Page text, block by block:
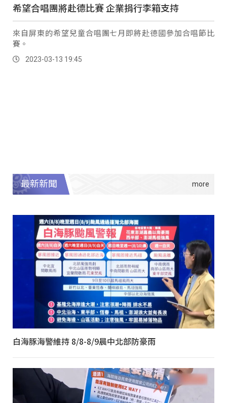
希望合唱團將赴德比賽 企業捐行李箱支持
來自屏東的希望兒童合唱團七月即將赴德國參加合唱節比
賽。
2023-03-13 19:45
最新新聞
白海豚海警維持 8/8-8/9晨中北部防豪雨